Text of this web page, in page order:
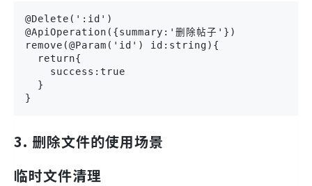
@Delete(':id')
@ApiOperation({summary:'删除帖子'})
remove(@Param('id') id:string){
  return{
    success:true
  }
}
3. 删除文件的使用场景
临时文件清理